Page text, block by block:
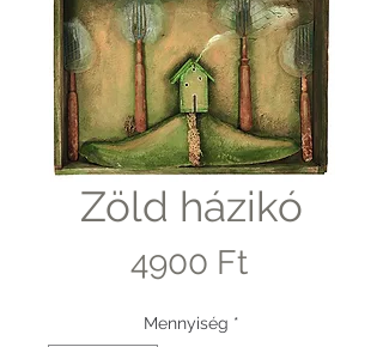
Zöld házikó
4900 FtÁr
Mennyiség *